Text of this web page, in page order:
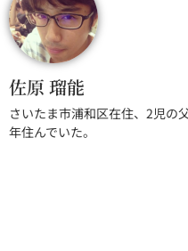
佐原 瑠能
さいたま市浦和区在住、2児の
年住んでいた。